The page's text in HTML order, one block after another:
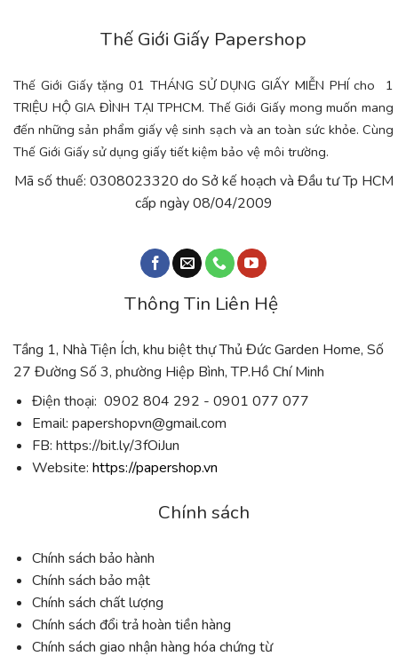
Thế Giới Giấy Papershop
Thế Giới Giấy tặng 01 THÁNG SỬ DỤNG GIẤY MIỄN PHÍ cho 1
TRIỆU HỘ GIA ĐÌNH TẠI TPHCM. Thế Giới Giấy mong muốn mang
đến những sản phẩm giấy vệ sinh sạch và an toàn sức khỏe. Cùng
Thế Giới Giấy sử dụng giấy tiết kiệm bảo vệ môi trường.
Mã số thuế: 0308023320 do Sở kế hoạch và Đầu tư Tp HCM
cấp ngày 08/04/2009
Thông Tin Liên Hệ
Tầng 1, Nhà Tiện Ích, khu biệt thự Thủ Đức Garden Home, Số
27 Đường Số 3, phường Hiệp Bình, TP.Hồ Chí Minh
Điện thoại: 0902 804 292 - 0901 077 077
Email: papershopvn@gmail.com
FB: https://bit.ly/3fOiJun
Website: https://papershop.vn
Chính sách
Chính sách bảo hành
Chính sách bảo mật
Chính sách chất lượng
Chính sách đổi trả hoàn tiền hàng
Chính sách giao nhận hàng hóa chứng từ